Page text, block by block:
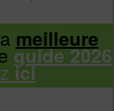
Kindle, Kobo,
meilleure
guide 2026
ici